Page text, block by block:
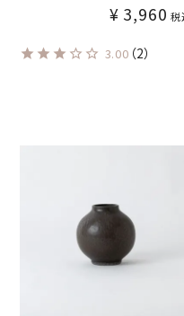
¥ 3,960 税
3.00 （2）